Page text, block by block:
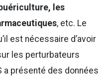
les
, etc. Le
est nécessaire d’avoir
les perturbateurs
a présenté des données